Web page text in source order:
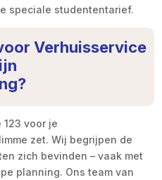
speciale studententarief.
Verhuisservice
voor je
zet. Wij begrijpen de
zich bevinden – vaak met
planning. Ons team van